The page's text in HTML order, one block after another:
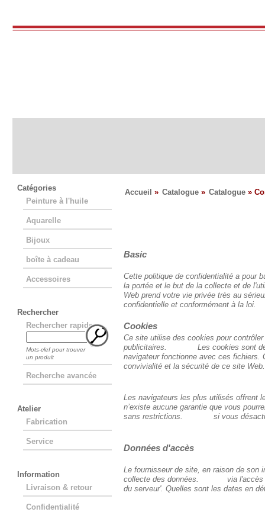
Catégories
Peinture à l'huile
Aquarelle
Bijoux
boîte à cadeau
Accessoires
Rechercher
Rechercher rapide
Mots-clef pour trouver
un produit
Recherche avancée
Atelier
Fabrication
Service
Information
Livraison & retour
Confidentialité
Accueil » Catalogue» Catalogue»
Basic
Cette politique de confidentialité a pour
la portée et le but de la collecte et de
Web prend votre vie privée très au
confidentielle et conformément à la loi.
Cookies
Ce site utilise des cookies pour
publicitaires. Les cookies sont de
navigateur fonctionne avec ces
convivialité et la sécurité de ce site Web.
Les navigateurs les plus utilisés
n’existe aucune garantie que vous
sans restrictions. si vous
Données d'accès
Le fournisseur de site, en raison de son
collecte des données. via l'accès à
du serveur'. Quelles sont les dates